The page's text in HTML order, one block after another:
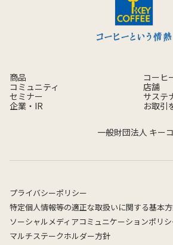
商品
コーヒ
コミュニティ
店舗
セミナー
サステ
企業・IR
お取引
一般財団法人 キー
プライバシーポリシー
特定個人情報等の適正な取扱いに関する基本
ソーシャルメディアコミュニケーションポリ
マルチステークホルダー方針